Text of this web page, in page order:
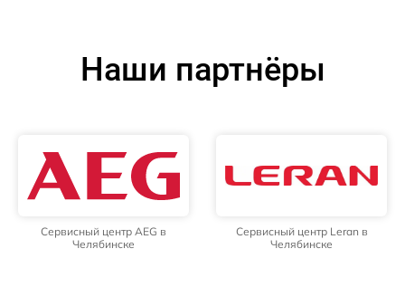
Наши партнёры
Сервисный центр AEG в
Челябинске
Сервисный центр Leran в
Челябинске